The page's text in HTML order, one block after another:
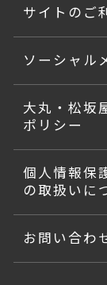
サイトのご
ソーシャル
大丸・松坂
ポリシー
個人情報保
の取扱いに
お問い合わ